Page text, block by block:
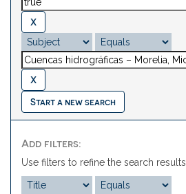
Start a new search
Add filters:
Use filters to refine the search results.